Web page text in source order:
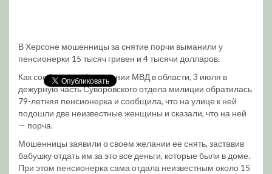
В Херсоне мошенницы за снятие порчи выманили у
пенсионерки 15 тысяч гривен и 4 тысячи долларов.
Как сообщили в Управлении МВД в области, 3 июля в
дежурную часть Суворовского отдела милиции обратилась
79-летняя пенсионерка и сообщила, что на улице к ней
подошли две неизвестные женщины и сказали, что на ней
— порча.
Мошенницы заявили о своем желании ее снять, заставив
бабушку отдать им за это все деньги, которые были в доме.
При этом пенсионерка сама отдала неизвестным около 15